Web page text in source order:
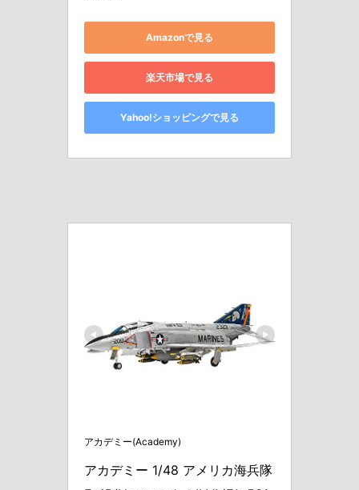
Amazonで見る
楽天市場で見る
Yahoo!ショッピングで見る
アカデミー(Academy)
アカデミー 1/48 アメリカ海兵隊